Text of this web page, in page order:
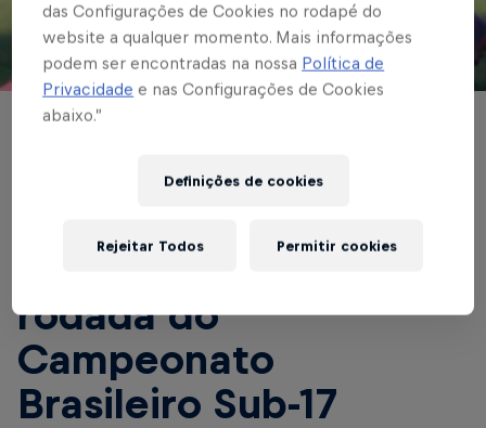
© Red Bull Bragantino
Garotos do Massa
rodada do
Campeonato
Brasileiro Sub-17
das Configurações de Cookies no rodapé do
website a qualquer momento. Mais informações
podem ser encontradas na nossa Política de
Privacidade e nas Configurações de Cookies
abaixo.”
Definições de cookies
Rejeitar Todos Permitir cookies